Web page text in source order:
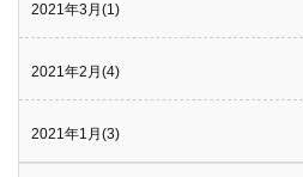
2021年3月(1)
2021年2月(4)
2021年1月(3)